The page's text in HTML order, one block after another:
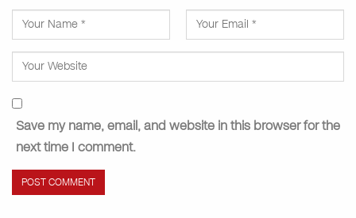
Save my name, email, and website in this browser for the
next time I comment.